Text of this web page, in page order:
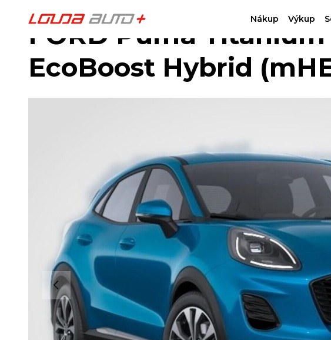
Nákup Výkup
FORD Puma Titanium
EcoBoost Hybrid